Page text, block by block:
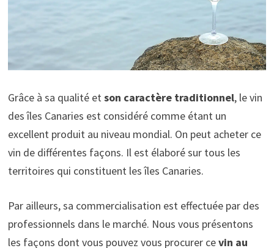
Grâce à sa qualité etson caractère traditionnel, le vin
des îles Canaries est considéré comme étant un
excellent produit au niveau mondial. On peut acheter ce
vin de différentes façons. Il est élaboré sur tous les
territoires qui constituent les îles Canaries.
Par ailleurs, sa commercialisation est effectuée par des
professionnels dans le marché. Nous vous présentons
les façons dont vous pouvez vous procurer cevin au